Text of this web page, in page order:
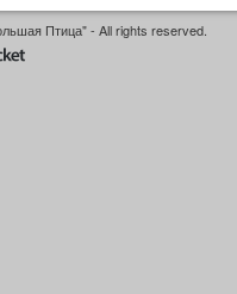
Птица" - All rights reserved.